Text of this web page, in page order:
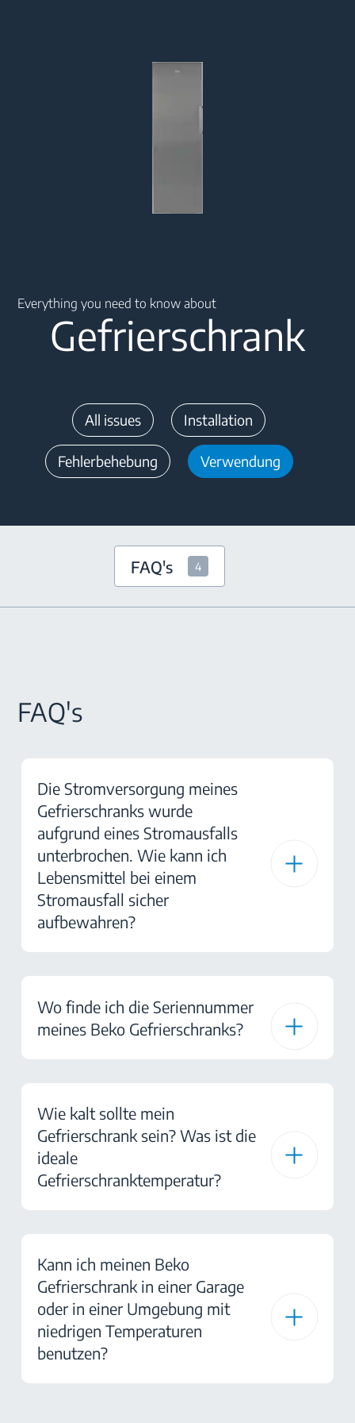
Everything you need to know about
Gefrierschrank
All issues Installation
Fehlerbehebung Verwendung
FAQ's 4
FAQ's
Die Stromversorgung meines
Gefrierschranks wurde
aufgrund eines Stromausfalls
unterbrochen. Wie kann ich
Lebensmittel bei einem
Stromausfall sicher
aufbewahren?
Wo finde ich die Seriennummer
meines Beko Gefrierschranks?
Wie kalt sollte mein
Gefrierschrank sein? Was ist die
ideale
Gefrierschranktemperatur?
Kann ich meinen Beko
Gefrierschrank in einer Garage
oder in einer Umgebung mit
niedrigen Temperaturen
benutzen?